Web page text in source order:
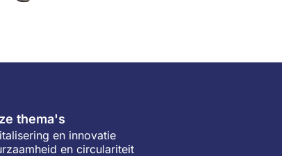
thema's
en innovatie
en circulariteit